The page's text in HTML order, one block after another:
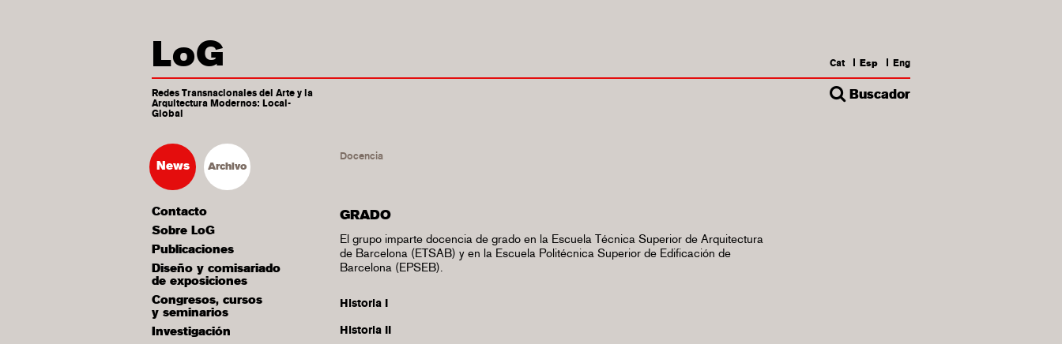
LoG Cat Esp Eng
Buscador
Redes Transnacionales del Arte y la
Arquitectura Modernos: Local-
Global
News Archivo
Contacto
Sobre LoG
Publicaciones
Diseño y comisariado
de exposiciones
Congresos, cursos
y seminarios
Investigación
Docencia
GRADO
El grupo imparte docencia de grado en la Escuela Técnica Superior de Arquitectura
de Barcelona (ETSAB) y en la Escuela Politécnica Superior de Edificación de
Barcelona (EPSEB).
Historia I
Historia II